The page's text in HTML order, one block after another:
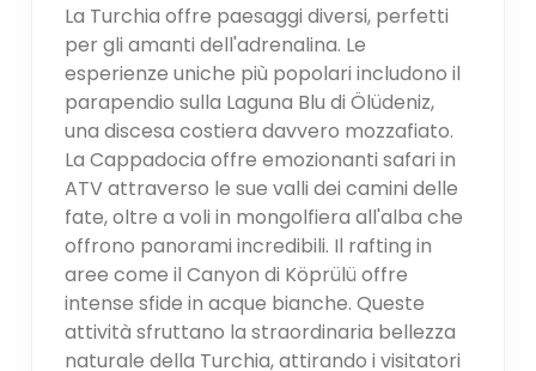
La Turchia offre paesaggi diversi, perfetti
per gli amanti dell'adrenalina. Le
esperienze uniche più popolari includono il
parapendio sulla Laguna Blu di Ölüdeniz,
una discesa costiera davvero mozzafiato.
La Cappadocia offre emozionanti safari in
ATV attraverso le sue valli dei camini delle
fate, oltre a voli in mongolfiera all'alba che
offrono panorami incredibili. Il rafting in
aree come il Canyon di Köprülü offre
intense sfide in acque bianche. Queste
attività sfruttano la straordinaria bellezza
naturale della Turchia, attirando i visitatori